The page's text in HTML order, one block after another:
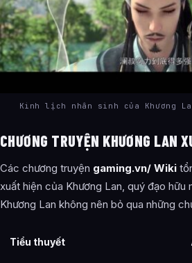
Kinh lịch nhân sinh của Khương
CHƯƠNG TRUYỆN KHƯƠNG LAN
Các chương truyện gaming.vn/ Wiki
xuất hiện của Khương Lan, quý đạo hữu
Khương Lan không nên bỏ qua những
Tiểu thuyết